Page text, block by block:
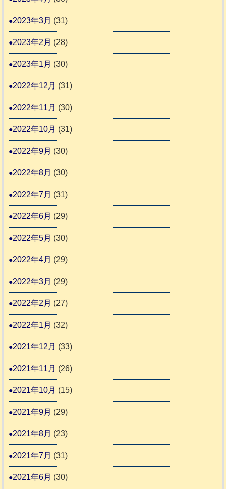
2023年3月 (31)
2023年2月 (28)
2023年1月 (30)
2022年12月 (31)
2022年11月 (30)
2022年10月 (31)
2022年9月 (30)
2022年8月 (30)
2022年7月 (31)
2022年6月 (29)
2022年5月 (30)
2022年4月 (29)
2022年3月 (29)
2022年2月 (27)
2022年1月 (32)
2021年12月 (33)
2021年11月 (26)
2021年10月 (15)
2021年9月 (29)
2021年8月 (23)
2021年7月 (31)
2021年6月 (30)